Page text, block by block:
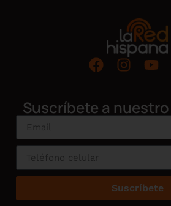
Suscríbete a
Suscríbete